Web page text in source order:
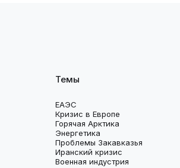
Темы
ЕАЭС
Кризис в Европе
Горячая Арктика
Энергетика
Проблемы Закавказья
Иранский кризис
Военная индустрия